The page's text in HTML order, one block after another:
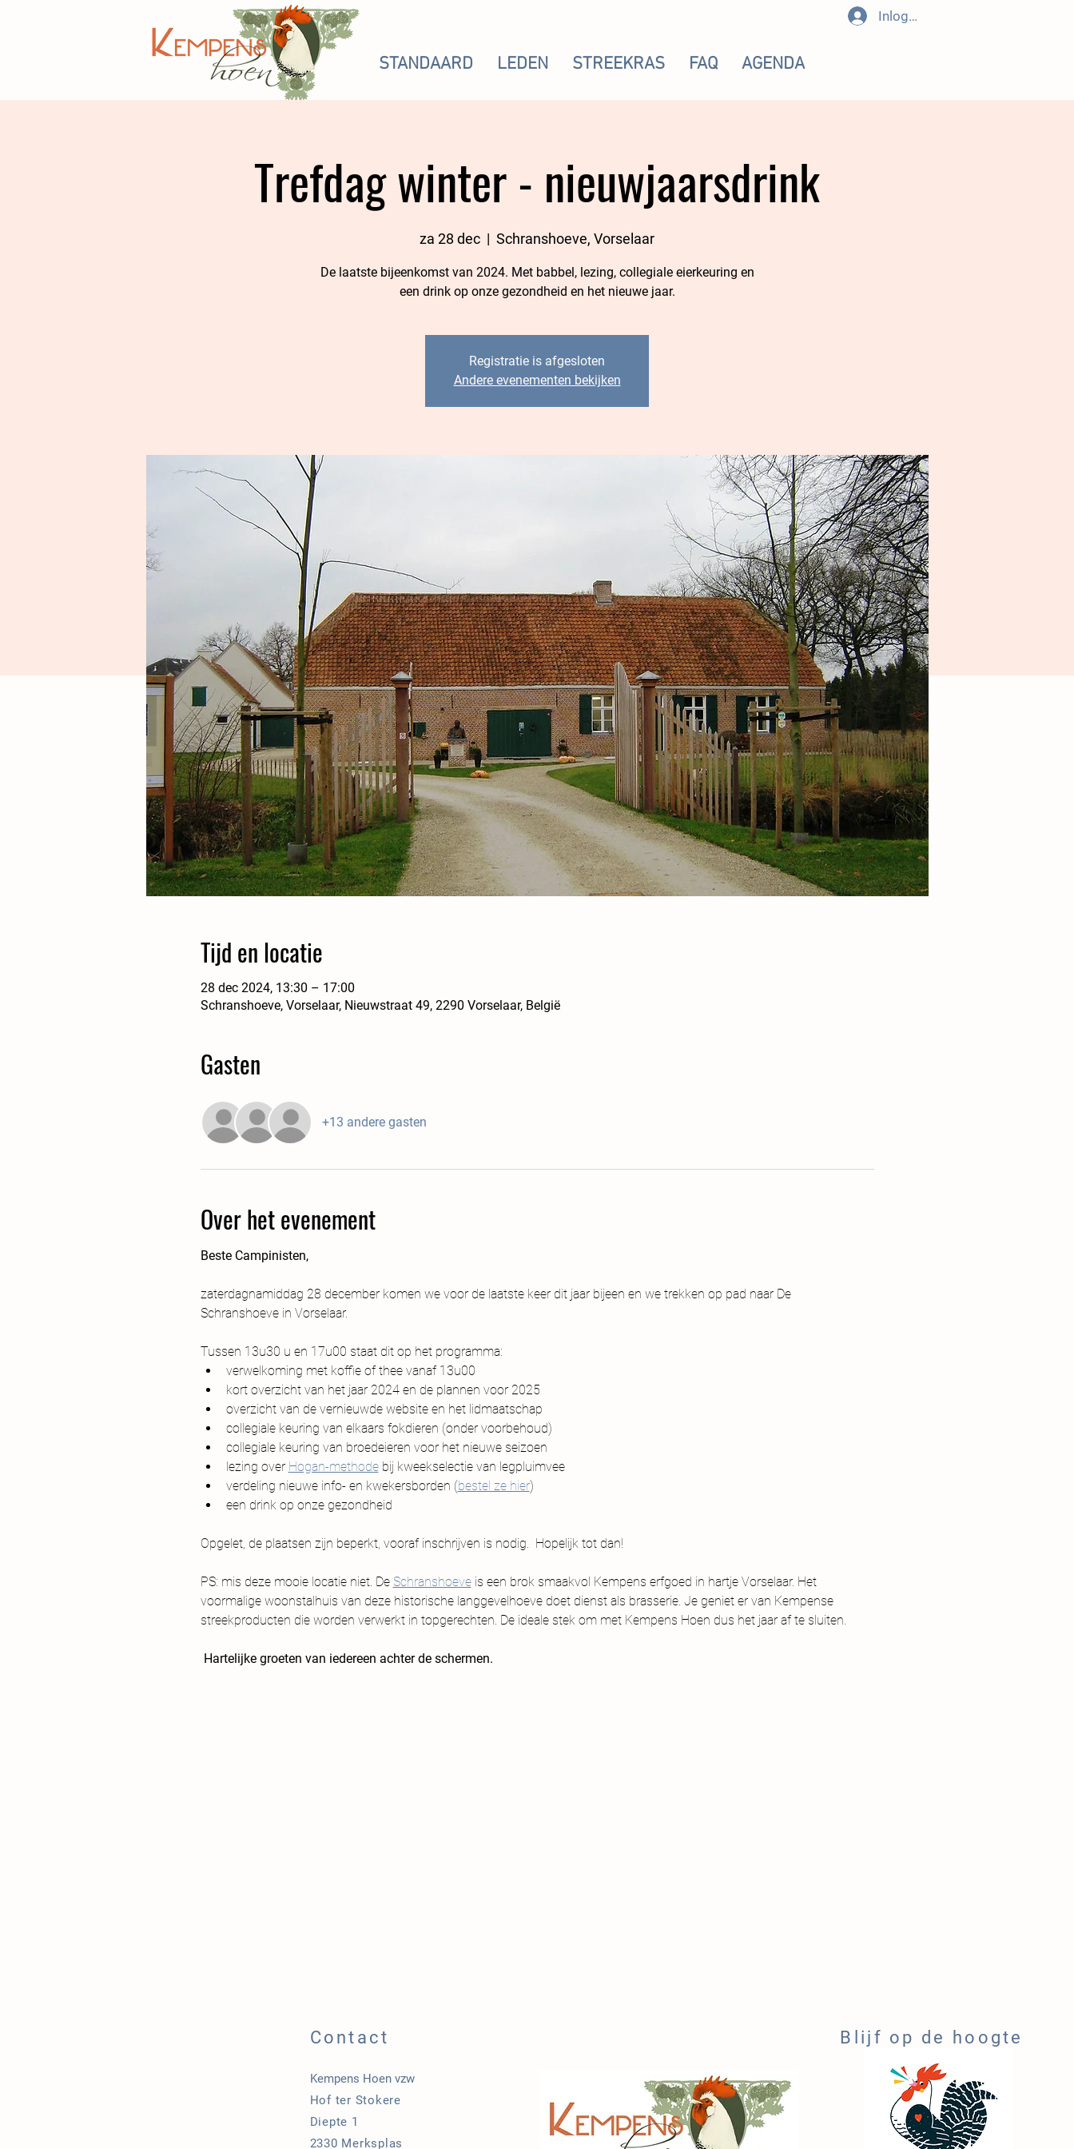
STANDAARD LEDEN STREEKRAS FAQ AGENDA
Inloggen
Trefdag winter - nieuwjaarsdrink
za 28 dec
  |
Schranshoeve, Vorselaar
De laatste bijeenkomst van 2024. Met babbel, lezing, collegiale eierkeuring en
een drink op onze gezondheid en het nieuwe jaar.
Registratie is afgesloten
Andere evenementen bekijken
Tijd en locatie
28 dec 2024, 13:30 – 17:00
Schranshoeve, Vorselaar, Nieuwstraat 49, 2290 Vorselaar, België
Gasten
+13 andere gasten
Over het evenement
Beste Campinisten,
zaterdagnamiddag 28 december komen we voor de laatste keer dit jaar bijeen en we trekken op pad naar De
Schranshoeve in Vorselaar.
Tussen 13u30 u en 17u00 staat dit op het programma:
verwelkoming met koffie of thee vanaf 13u00
kort overzicht van het jaar 2024 en de plannen voor 2025
overzicht van de vernieuwde website en het lidmaatschap
collegiale keuring van elkaars fokdieren (onder voorbehoud)
collegiale keuring van broedeieren voor het nieuwe seizoen
lezing over Hogan-methode bij kweekselectie van legpluimvee
verdeling nieuwe info- en kwekersborden (bestel ze hier)
een drink op onze gezondheid
Opgelet, de plaatsen zijn beperkt, vooraf inschrijven is nodig.  Hopelijk tot dan!
PS: mis deze mooie locatie niet. De Schranshoeve is een brok smaakvol Kempens erfgoed in hartje Vorselaar. Het
voormalige woonstalhuis van deze historische langgevelhoeve doet dienst als brasserie. Je geniet er van Kempense
streekproducten die worden verwerkt in topgerechten. De ideale stek om met Kempens Hoen dus het jaar af te sluiten.
Hartelijke groeten van iedereen achter de schermen.
Contact
Kempens Hoen vzw
Hof ter Stokere
Diepte 1
2330 Merksplas
Blijf op de hoogte